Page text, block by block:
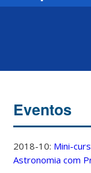
Eventos
2018-10: Mini-
Astronomia com
4:00
5:00